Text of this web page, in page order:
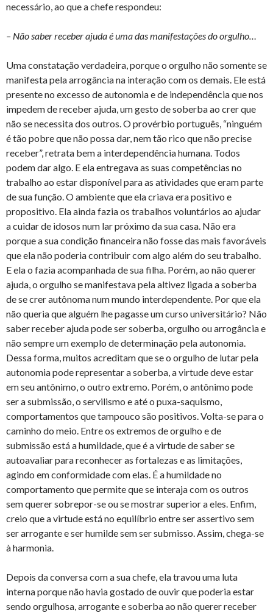
necessário, ao que a chefe respondeu:
– Não saber receber ajuda é uma das manifestações do orgulho…
Uma constatação verdadeira, porque o orgulho não somente se
manifesta pela arrogância na interação com os demais. Ele está
presente no excesso de autonomia e de independência que nos
impedem de receber ajuda, um gesto de soberba ao crer que
não se necessita dos outros. O provérbio português, “ninguém
é tão pobre que não possa dar, nem tão rico que não precise
receber”, retrata bem a interdependência humana. Todos
podem dar algo. E ela entregava as suas competências no
trabalho ao estar disponível para as atividades que eram parte
de sua função. O ambiente que ela criava era positivo e
propositivo. Ela ainda fazia os trabalhos voluntários ao ajudar
a cuidar de idosos num lar próximo da sua casa. Não era
porque a sua condição financeira não fosse das mais favoráveis
que ela não poderia contribuir com algo além do seu trabalho.
E ela o fazia acompanhada de sua filha. Porém, ao não querer
ajuda, o orgulho se manifestava pela altivez ligada a soberba
de se crer autônoma num mundo interdependente. Por que ela
não queria que alguém lhe pagasse um curso universitário? Não
saber receber ajuda pode ser soberba, orgulho ou arrogância e
não sempre um exemplo de determinação pela autonomia.
Dessa forma, muitos acreditam que se o orgulho de lutar pela
autonomia pode representar a soberba, a virtude deve estar
em seu antônimo, o outro extremo. Porém, o antônimo pode
ser a submissão, o servilismo e até o puxa-saquismo,
comportamentos que tampouco são positivos. Volta-se para o
caminho do meio. Entre os extremos de orgulho e de
submissão está a humildade, que é a virtude de saber se
autoavaliar para reconhecer as fortalezas e as limitações,
agindo em conformidade com elas. É a humildade no
comportamento que permite que se interaja com os outros
sem querer sobrepor-se ou se mostrar superior a eles. Enfim,
creio que a virtude está no equilíbrio entre ser assertivo sem
ser arrogante e ser humilde sem ser submisso. Assim, chega-se
à harmonia.
Depois da conversa com a sua chefe, ela travou uma luta
interna porque não havia gostado de ouvir que poderia estar
sendo orgulhosa, arrogante e soberba ao não querer receber